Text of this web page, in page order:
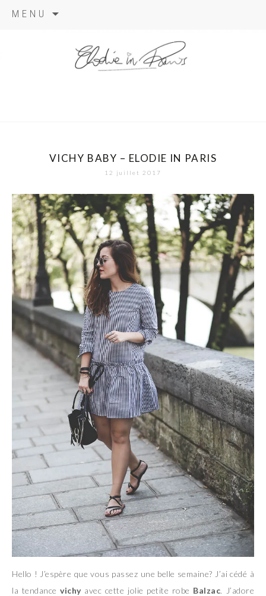
MENU
VICHY BABY – ELODIE IN PARIS
12 juillet 2017
Hello ! J’espère que vous passez une belle semaine? J’ai cédé à
la tendancevichyavec cette jolie petite robe Balzac. J’adore